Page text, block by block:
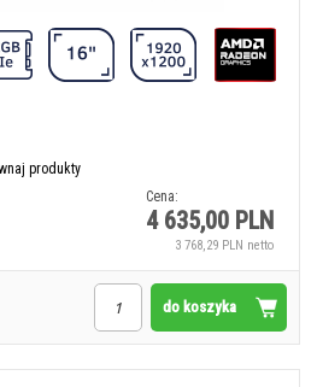
produkty
Cena:
4 635,00 PLN
3 768,29 PLN netto
do koszyka